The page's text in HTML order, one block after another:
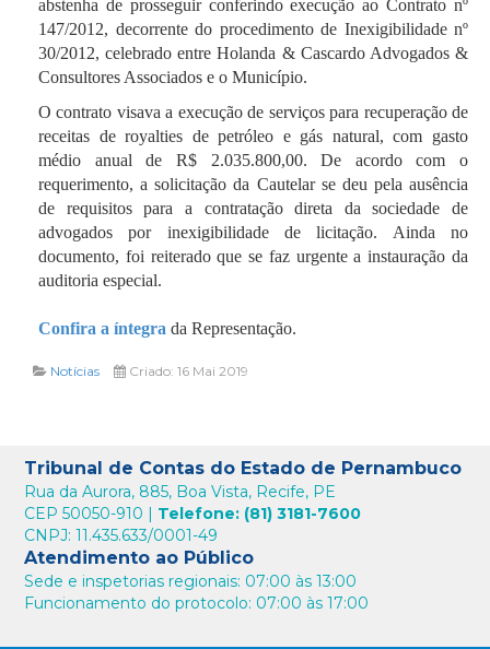
abstenha de prosseguir conferindo execução ao Contrato nº
147/2012, decorrente do procedimento de Inexigibilidade nº
30/2012, celebrado entre Holanda & Cascardo Advogados &
Consultores Associados e o Município.
O contrato visava a execução de serviços para recuperação de
receitas de royalties de petróleo e gás natural, com gasto
médio anual de R$ 2.035.800,00. De acordo com o
requerimento, a solicitação da Cautelar se deu pela ausência
de requisitos para a contratação direta da sociedade de
advogados por inexigibilidade de licitação. Ainda no
documento, foi reiterado que se faz urgente a instauração da
auditoria especial.
Confira a íntegra da Representação.
Notícias Criado: 16 Mai 2019
Tribunal de Contas do Estado de Pernambuco
Rua da Aurora, 885, Boa Vista, Recife, PE
CEP 50050-910 | Telefone: (81) 3181-7600
CNPJ: 11.435.633/0001-49
Atendimento ao Público
Sede e inspetorias regionais: 07:00 às 13:00
Funcionamento do protocolo: 07:00 às 17:00